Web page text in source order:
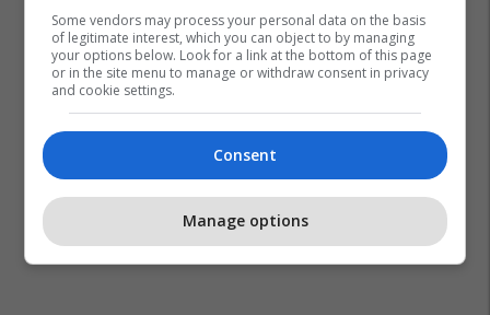
Some vendors may process your personal data on the basis
of legitimate interest, which you can object to by managing
your options below. Look for a link at the bottom of this page
or in the site menu to manage or withdraw consent in privacy
and cookie settings.
Consent
Manage options